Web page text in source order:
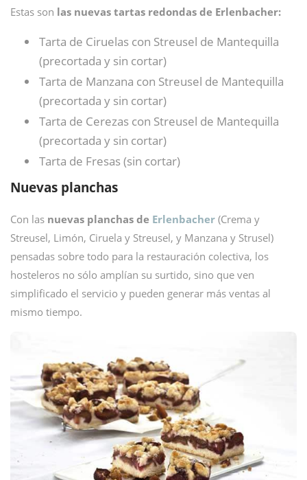
Estas son las nuevas tartas redondas de Erlenbacher:
Tarta de Ciruelas con Streusel de Mantequilla
(precortada y sin cortar)
Tarta de Manzana con Streusel de Mantequilla
(precortada y sin cortar)
Tarta de Cerezas con Streusel de Mantequilla
(precortada y sin cortar)
Tarta de Fresas (sin cortar)
Nuevas planchas
Con las nuevas planchas de Erlenbacher (Crema y
Streusel, Limón, Ciruela y Streusel, y Manzana y Strusel)
pensadas sobre todo para la restauración colectiva, los
hosteleros no sólo amplían su surtido, sino que ven
simplificado el servicio y pueden generar más ventas al
mismo tiempo.